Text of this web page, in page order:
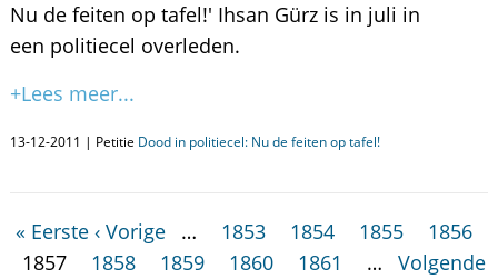
Nu de feiten op tafel!' Ihsan Gürz is in juli in
een politiecel overleden.
+Lees meer...
13-12-2011 | Petitie Dood in politiecel: Nu de feiten op tafel!
« Eerste ‹ Vorige … 1853 1854 1855
1856
1857
1858 1859 1860 1861 …
Volgende